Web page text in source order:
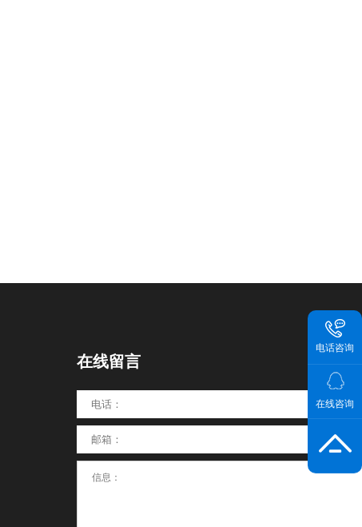
在线留言
电话咨询
在线咨询